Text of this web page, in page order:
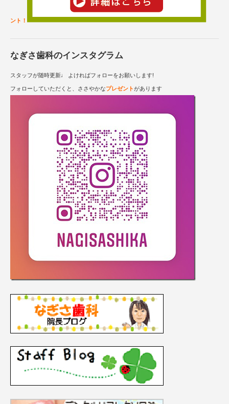
ント！
なぎさ歯科のインスタグラム
スタッフが随時更新♩ よければフォローをお願いします!
フォローしていただくと、ささやかなプレゼントがあります